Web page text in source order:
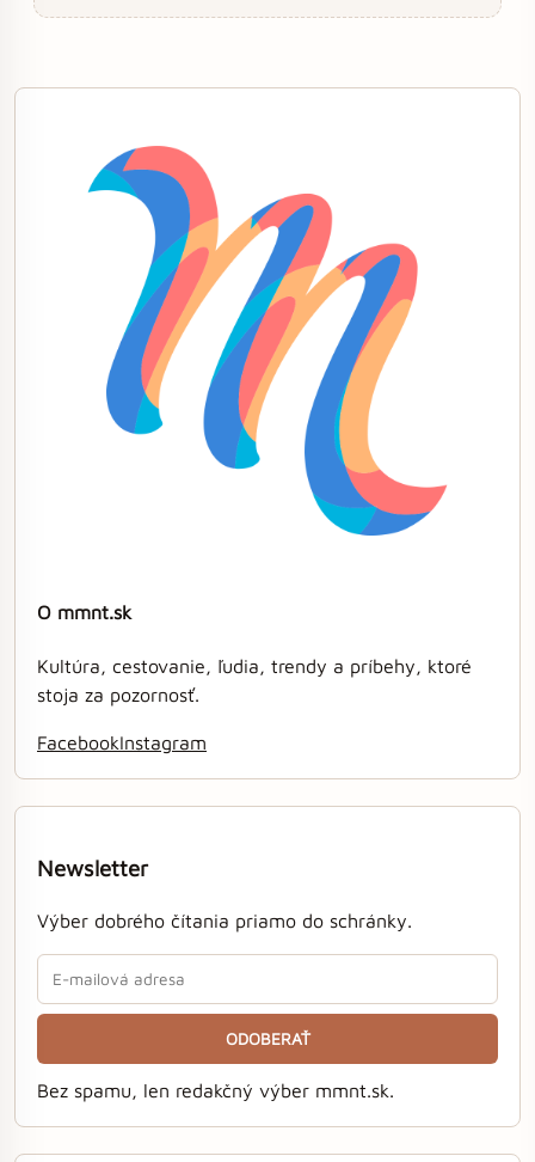
O mmnt.sk
Kultúra, cestovanie, ľudia, trendy a príbehy, ktoré
stoja za pozornosť.
FacebookInstagram
Newsletter
Výber dobrého čítania priamo do schránky.
ODOBERAŤ
Bez spamu, len redakčný výber mmnt.sk.